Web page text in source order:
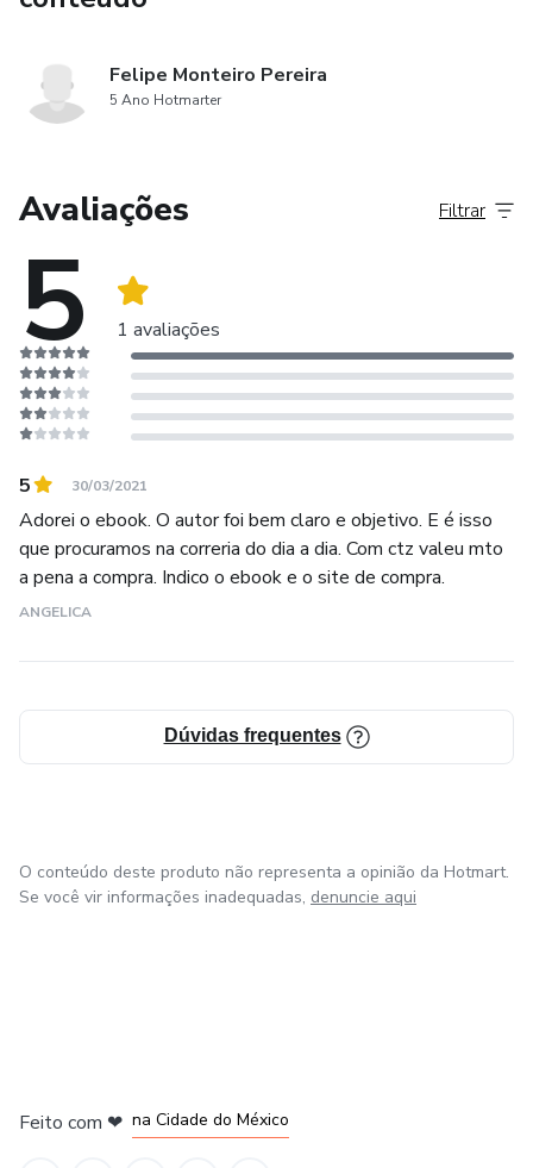
Felipe Monteiro Pereira
5 Ano Hotmarter
Avaliações
5 1 avaliações
Filtrar
5 30/03/2021
Adorei o ebook. O autor foi bem claro e objetivo. E é isso
que procuramos na correria do dia a dia. Com ctz valeu mto
a pena a compra. Indico o ebook e o site de compra.
ANGELICA
Dúvidas frequentes
O conteúdo deste produto não representa a opinião da Hotmart.
Se você vir informações inadequadas, denuncie aqui
Feito com ❤ na Cidade do México